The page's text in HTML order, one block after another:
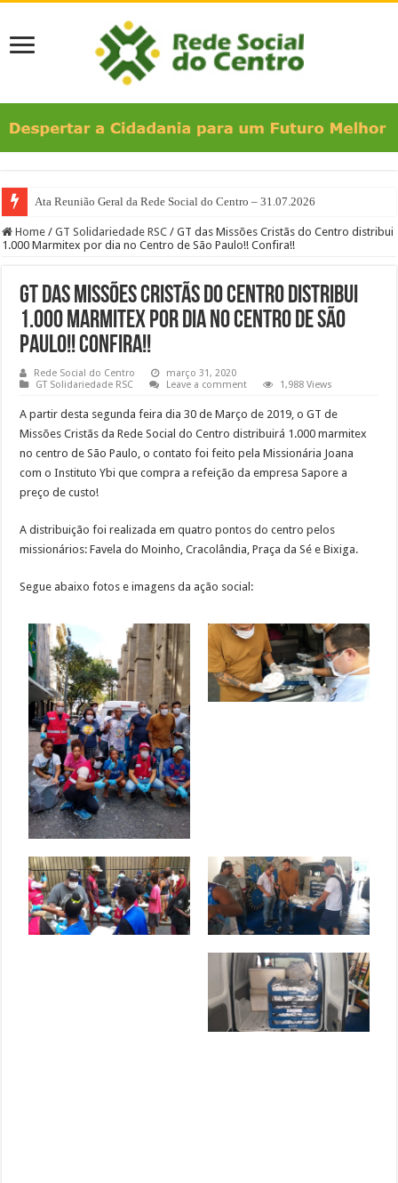
Ata Reunião Geral da Rede Social do Centro – 31.07.2026
Home / GT Solidariedade RSC / GT das Missões Cristãs do Centro distribui
1.000 Marmitex por dia no Centro de São Paulo!! Confira!!
GT das Missões Cristãs do Centro distribui
1.000 Marmitex por dia no Centro de São
Paulo!! Confira!!
Rede Social do Centro
março 31, 2020
GT Solidariedade RSC
Leave a comment 1,988 Views
A partir desta segunda feira dia 30 de Março de 2019, o GT de
Missões Cristãs da Rede Social do Centro distribuirá 1.000 marmitex
no centro de São Paulo, o contato foi feito pela Missionária Joana
com o Instituto Ybi que compra a refeição da empresa Sapore a
preço de custo!
A distribuição foi realizada em quatro pontos do centro pelos
missionários: Favela do Moinho, Cracolândia, Praça da Sé e Bixiga.
Segue abaixo fotos e imagens da ação social: